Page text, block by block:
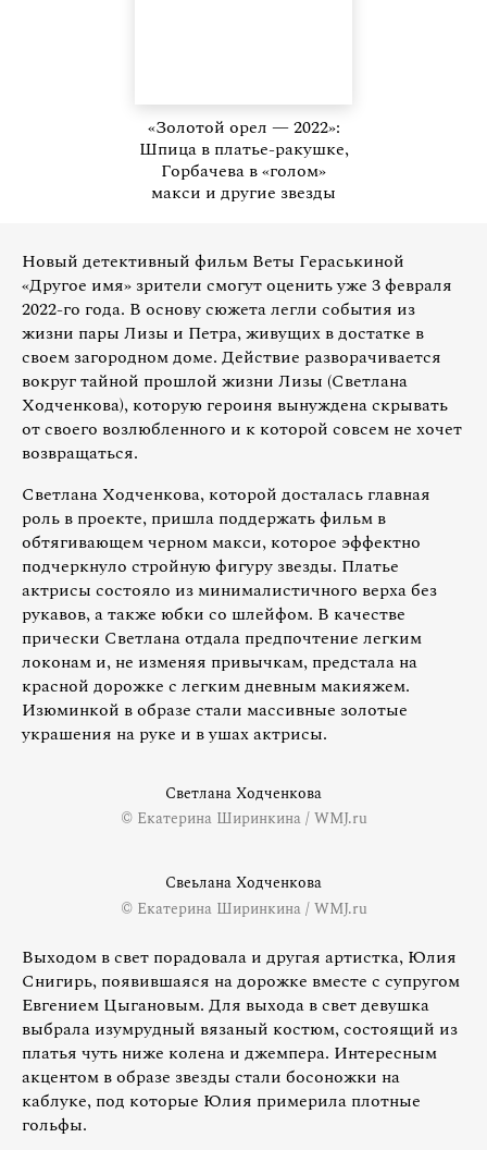
«Золотой орел — 2022»:
Шпица в платье-ракушке,
Горбачева в «голом»
макси и другие звезды
Новый детективный фильм Веты Гераськиной
«Другое имя» зрители смогут оценить уже 3 февраля
2022-го года. В основу сюжета легли события из
жизни пары Лизы и Петра, живущих в достатке в
своем загородном доме. Действие разворачивается
вокруг тайной прошлой жизни Лизы (Светлана
Ходченкова), которую героиня вынуждена скрывать
от своего возлюбленного и к которой совсем не хочет
возвращаться.
Светлана Ходченкова, которой досталась главная
роль в проекте, пришла поддержать фильм в
обтягивающем черном макси, которое эффектно
подчеркнуло стройную фигуру звезды. Платье
актрисы состояло из минималистичного верха без
рукавов, а также юбки со шлейфом. В качестве
прически Светлана отдала предпочтение легким
локонам и, не изменяя привычкам, предстала на
красной дорожке с легким дневным макияжем.
Изюминкой в образе стали массивные золотые
украшения на руке и в ушах актрисы.
Светлана Ходченкова
© Екатерина Ширинкина / WMJ.ru
Свеьлана Ходченкова
© Екатерина Ширинкина / WMJ.ru
Выходом в свет порадовала и другая артистка, Юлия
Снигирь, появившаяся на дорожке вместе с супругом
Евгением Цыгановым. Для выхода в свет девушка
выбрала изумрудный вязаный костюм, состоящий из
платья чуть ниже колена и джемпера. Интересным
акцентом в образе звезды стали босоножки на
каблуке, под которые Юлия примерила плотные
гольфы.